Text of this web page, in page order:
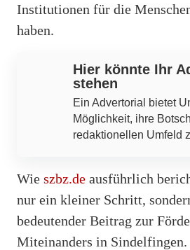
Institutionen für die
haben.
Hier könnte Ihr
stehen
Ein Advertorial bietet
Möglichkeit, ihre
redaktionellen Umfeld
Wie szbz.de ausführlich
nur ein kleiner Schritt,
bedeutender Beitrag zur
Miteinanders in Sindelfingen.